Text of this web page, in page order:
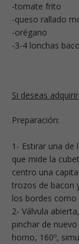
-tomate frito
-queso rallado
-orégano
-3-4 lonchas
Si deseas
Preparación:
1- Estirar una
que mide la
centro una
trozos de bacon
los bordes como
2- Válvula
pinchar de
horno, 160º,